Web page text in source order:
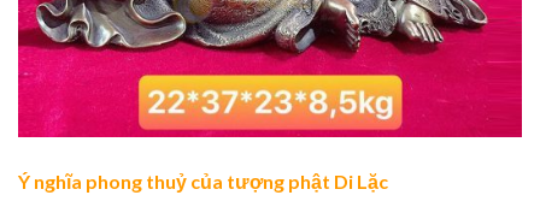
Ý nghĩa phong thuỷ của tượng phật Di Lặc